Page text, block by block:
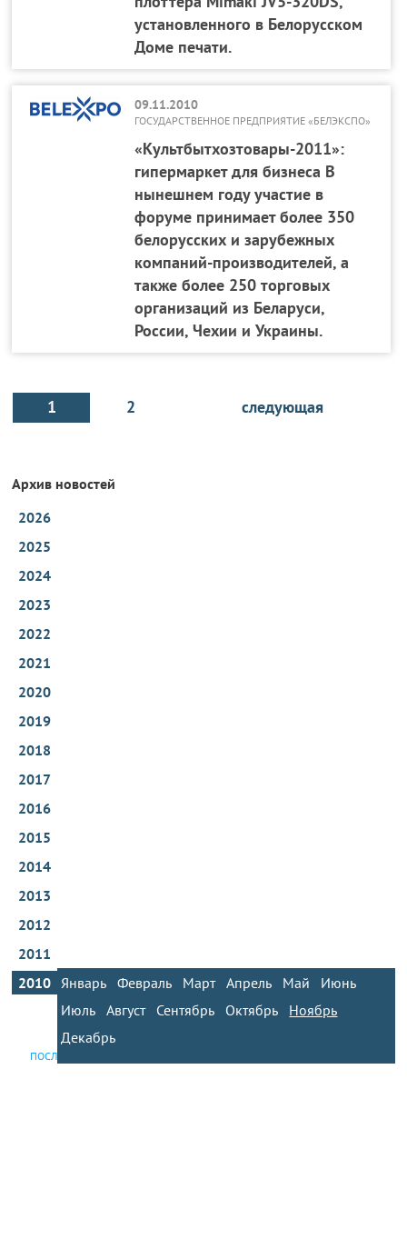
установленного в Белорусском
Доме печати.
09.11.2010
ГОСУДАРСТВЕННОЕ ПРЕДПРИЯТИЕ «БЕЛЭКСПО»
«Культбытхозтовары-2011»:
гипермаркет для бизнеса В
нынешнем году участие в
форуме принимает более 350
белорусских и зарубежных
компаний-производителей, а
также более 250 торговых
организаций из Беларуси,
России, Чехии и Украины.
1 2 следующая
Архив новостей
2026
2025
2024
2023
2022
2021
2020
2019
2018
2017
2016
2015
2014
2013
2012
2011
2010 Январь Февраль Март Апрель Май
Июнь
Июль
Август Сентябрь Октябрь
Ноябрь
Декабрь
ПОСЛЕДНИЕ НОВОСТИ